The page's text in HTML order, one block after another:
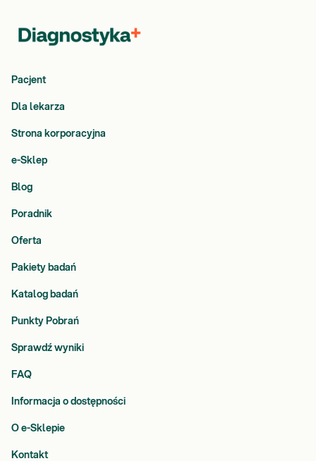
Pacjent
Dla lekarza
Strona korporacyjna
e-Sklep
Blog
Poradnik
Oferta
Pakiety badań
Katalog badań
Punkty Pobrań
Sprawdź wyniki
FAQ
Informacja o dostępności
O e-Sklepie
Kontakt